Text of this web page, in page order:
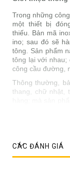
Trong những
một thiết bị
thiếu. Bản mã
ino; sau đó sẽ
tông. Sản phẩm
tông lại với nhau;
công cầu đường,
Thông thường,
thang, chữ nhật,
xuất bởi những
chất của các loại
Gia công
phẩm sao
CÁC ĐÁNH GIÁ